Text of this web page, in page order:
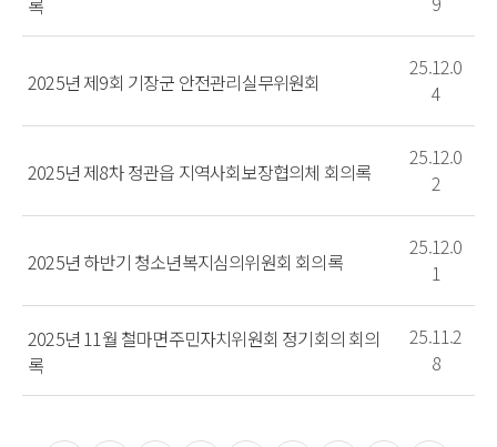
록
2025년 제9회 기장군 안전관리실무위원회
25.12.0
4
2025년 제8차 정관읍 지역사회보장협의체 회의록
25.12.0
2
2025년 하반기 청소년복지심의위원회 회의록
25.12.0
1
2025년 11월 철마면주민자치위원회 정기회의 회의
록
25.11.2
8